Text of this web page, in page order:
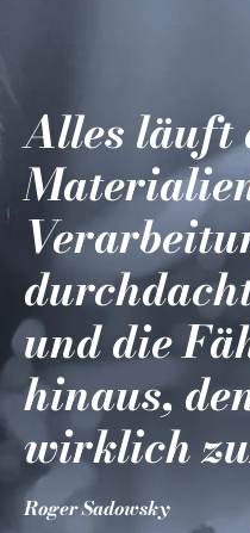
Alles läuft
und die
hinaus,
wirklich
Roger Sadowsky